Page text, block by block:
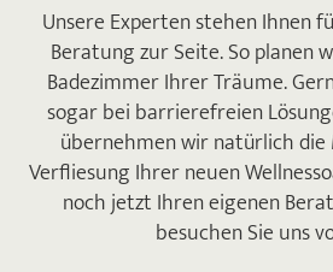
Unsere Experten stehen Ihnen
Beratung zur Seite. So planen
Badezimmer Ihrer Träume.
sogar bei barrierefreien
übernehmen wir natürlich die
Verfliesung Ihrer neuen
noch jetzt Ihren eigenen
besuchen Sie uns